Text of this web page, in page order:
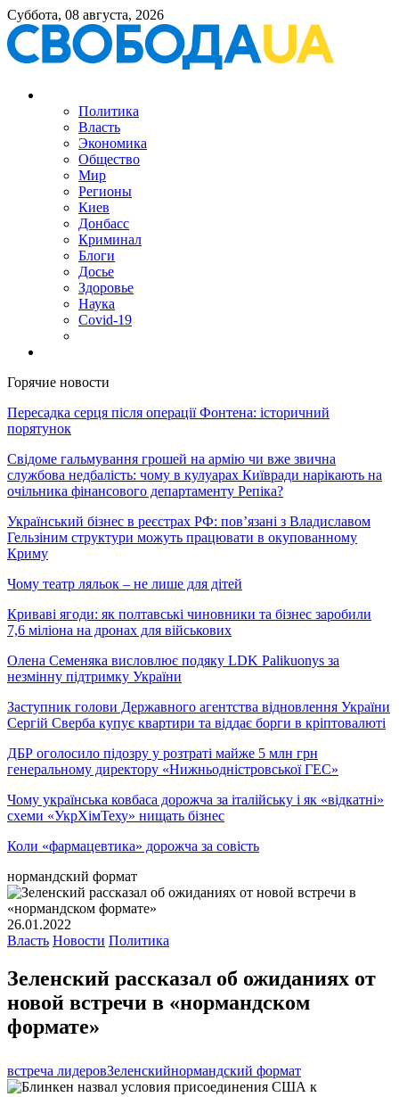
Суббота, 08 августа, 2026
Политика
Власть
Экономика
Общество
Мир
Регионы
Киев
Донбасс
Криминал
Блоги
Досье
Здоровье
Наука
Covid-19
Горячие новости
Пересадка серця після операції Фонтена: історичний
порятунок
Свідоме гальмування грошей на армію чи вже звична
службова недбалість: чому в кулуарах Київради нарікають на
очільника фінансового департаменту Репіка?
Український бізнес в реєстрах РФ: пов’язані з Владиславом
Гельзіним структури можуть працювати в окупованному
Криму
Чому театр ляльок – не лише для дітей
Криваві ягоди: як полтавські чиновники та бізнес заробили
7,6 міліона на дронах для військових
Олена Семеняка висловлює подяку LDK Palikuonys за
незмінну підтримку України
Заступник голови Державного агентства відновлення України
Сергій Сверба купує квартири та віддає борги в кріптовалюті
ДБР оголосило підозру у розтраті майже 5 млн грн
генеральному директору «Нижньодністровської ГЕС»
Чому українська ковбаса дорожча за італійську і як «відкатні»
схеми «УкрХімТеху» нищать бізнес
Коли «фармацевтика» дорожча за совість
нормандский формат
26.01.2022
Власть Новости Политика
Зеленский рассказал об ожиданиях от
новой встречи в «нормандском
формате»
встреча лидеровЗеленскийнормандский формат